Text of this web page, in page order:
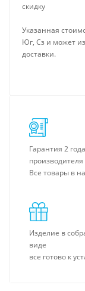
скидку
Указанная
Юг, Сз и может
доставки.
Гарантия 2
производителя
Все товары в
Изделие в
виде
все готово к